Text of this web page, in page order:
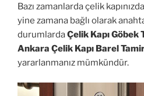
Bazı zamanlarda çelik
yine zamana bağlı olarak
durumlardaÇelik Kapı Göbek
Ankara Çelik Kapı Barel
yararlanmanız mümkündür.